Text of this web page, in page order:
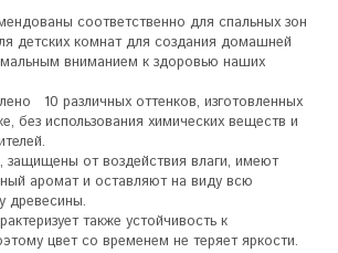
соответственно для спальных зон
детских комнат для создания домашней
вниманием к здоровью наших
10 различных оттенков, изготовленных
без использования химических веществ и
защищены от воздействия влаги, имеют
аромат и оставляют на виду всю
древесины.
также устойчивость к
цвет со временем не теряет яркости.